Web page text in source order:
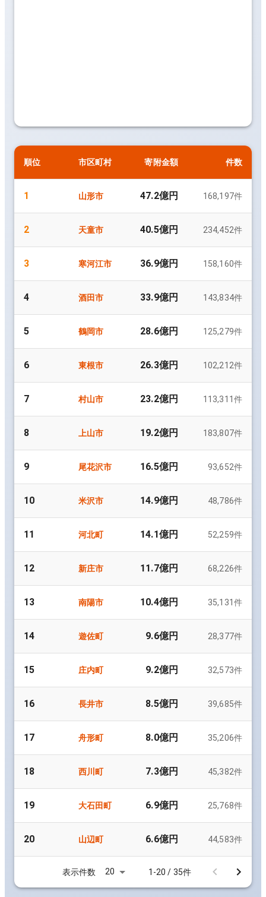
順位 市区町村 寄附金額 件数
1 山形市 47.2億円 168,197件
2 天童市 40.5億円 234,452件
3 寒河江市 36.9億円 158,160件
4 酒田市 33.9億円 143,834件
5 鶴岡市 28.6億円 125,279件
6 東根市 26.3億円 102,212件
7 村山市 23.2億円 113,311 件
8 上山市 19.2億円 183,807件
9 尾花沢市 16.5億円 93,652件
10 米沢市 14.9億円 48,786件
11 河北町 14.1億円 52,259件
12 新庄市 11.7億円 68,226件
13 南陽市 10.4億円 35,131 件
14 遊佐町 9.6億円 28,377件
15 庄内町 9.2億円 32,573件
16 長井市 8.5億円 39,685件
17 舟形町 8.0億円 35,206件
18 西川町 7.3億円 45,382件
19 大石田町 6.9億円 25,768件
20 山辺町 6.6億円 44,583件
表示件数 20 1-20 / 35件